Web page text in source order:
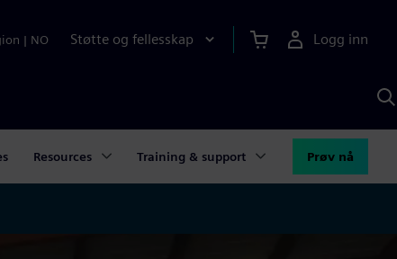
| NO Støtte og fellesskap Logg inn
Resources Training & support Prøv nå